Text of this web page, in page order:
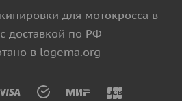
для мотокросса в
доставкой по РФ
в logema.org